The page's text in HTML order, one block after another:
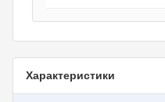
Характеристики